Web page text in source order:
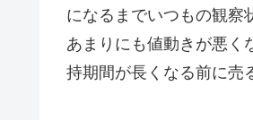
になるまでいつもの観察
あまりにも値動きが悪く
持期間が長くなる前に売